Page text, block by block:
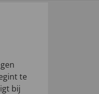
te
bij